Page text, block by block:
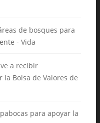
de bosques para
- Vida
a recibir
la Bolsa de Valores de
para apoyar la